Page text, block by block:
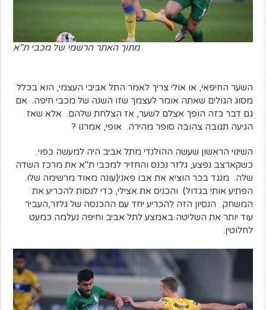
מתוך האתר הרשמי של מכבי ת"א
השער החיפאי, או אולי צריך לאמר התל אביבי העצמי, הוא בכלל
מסוג הגולים שאתה אומר לעצמך שזו השנה של מכבי חיפה. אם
גם דבר כזה הופך אצלם לשער, אז הצלחת שלהם. אלא שאז
הגיעה תגובה צהובה סופר מהירה. אופי, אמרנו ?
השינוי הראשון שעשה ההולנדי מתל אביב היה למעשה כפוי.
כשקארצב נפצע, גלזר נכנס והחזיר למכבי ת"א את מרכז השדה
שלה. מנגד בכר הוציא את אבו פאני(עונה מאוד מרשימה שלו.
הפתיע אותי בגדול) והכניס את אצילי, כדי לנסות להכריע את
המשחק. הנסיון הזה להכריע יחד עם ההכנסה של גלזר,העביר
עוד יותר את השליטה באמצע לתל אביב וחיפה נעלמה כמעט
לחלוטין.